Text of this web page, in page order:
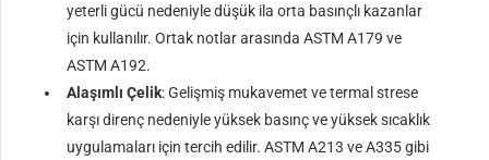
yeterli gücü nedeniyle düşük ila orta basınçlı kazanlar
için kullanılır. Ortak notlar arasında ASTM A179 ve
ASTM A192.
Alaşımlı Çelik: Gelişmiş mukavemet ve termal strese
karşı direnç nedeniyle yüksek basınç ve yüksek sıcaklık
uygulamaları için tercih edilir. ASTM A213 ve A335 gibi